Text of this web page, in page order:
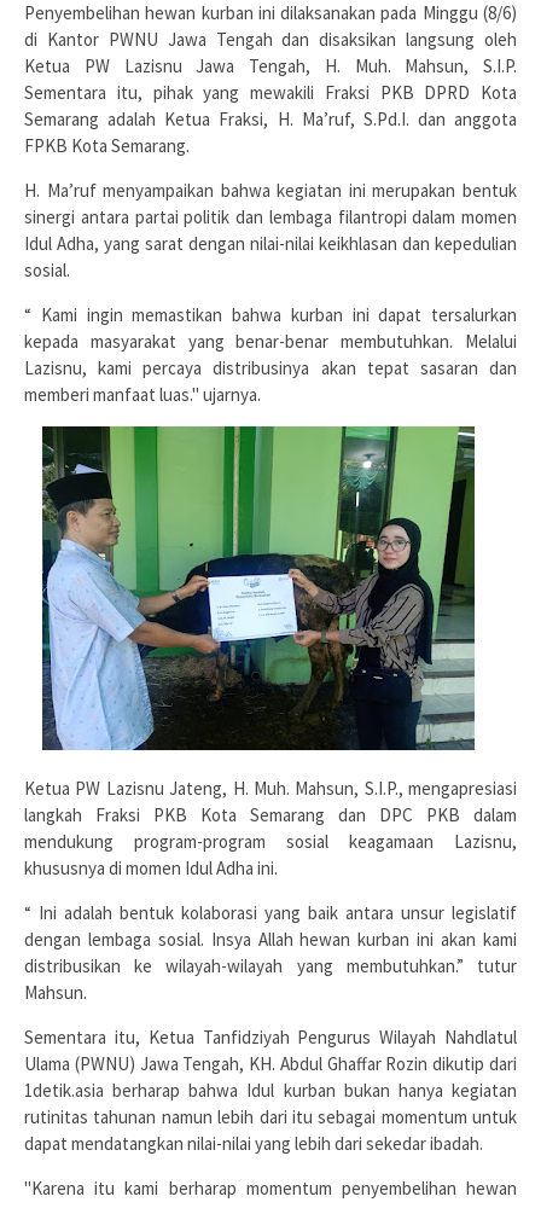
Penyembelihan hewan kurban ini dilaksanakan pada Minggu (8/6)
di Kantor PWNU Jawa Tengah dan disaksikan langsung oleh
Ketua PW Lazisnu Jawa Tengah, H. Muh. Mahsun, S.I.P.
Sementara itu, pihak yang mewakili Fraksi PKB DPRD Kota
Semarang adalah Ketua Fraksi, H. Ma’ruf, S.Pd.I. dan anggota
FPKB Kota Semarang.
H. Ma’ruf menyampaikan bahwa kegiatan ini merupakan bentuk
sinergi antara partai politik dan lembaga filantropi dalam momen
Idul Adha, yang sarat dengan nilai-nilai keikhlasan dan kepedulian
sosial.
“ Kami ingin memastikan bahwa kurban ini dapat tersalurkan
kepada masyarakat yang benar-benar membutuhkan. Melalui
Lazisnu, kami percaya distribusinya akan tepat sasaran dan
memberi manfaat luas." ujarnya.
Ketua PW Lazisnu Jateng, H. Muh. Mahsun, S.I.P., mengapresiasi
langkah Fraksi PKB Kota Semarang dan DPC PKB dalam
mendukung program-program sosial keagamaan Lazisnu,
khususnya di momen Idul Adha ini.
“ Ini adalah bentuk kolaborasi yang baik antara unsur legislatif
dengan lembaga sosial. Insya Allah hewan kurban ini akan kami
distribusikan ke wilayah-wilayah yang membutuhkan.” tutur
Mahsun.
Sementara itu, Ketua Tanfidziyah Pengurus Wilayah Nahdlatul
Ulama (PWNU) Jawa Tengah, KH. Abdul Ghaffar Rozin dikutip dari
1detik.asia berharap bahwa Idul kurban bukan hanya kegiatan
rutinitas tahunan namun lebih dari itu sebagai momentum untuk
dapat mendatangkan nilai-nilai yang lebih dari sekedar ibadah.
"Karena itu kami berharap momentum penyembelihan hewan